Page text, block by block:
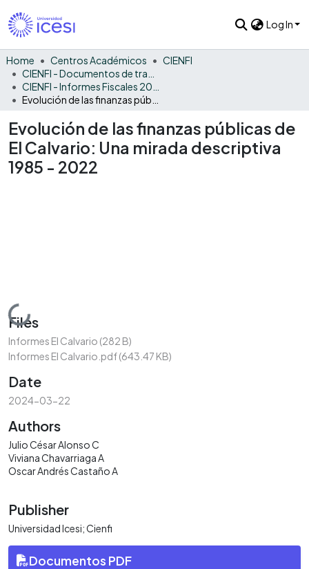
Log In
Home Centros Académicos
CIENFI
Evolución de las finanzas públicas de
El Calvario: Una mirada descriptiva
1985 - 2022
Loading...
Files
Informes El Calvario (282 B)
Informes El Calvario.pdf(643.47 KB)
Date
2024-03-22
Authors
Julio César Alonso C
Viviana Chavarriaga A
Oscar Andrés Castaño A
Publisher
Universidad Icesi; Cienfi
Documentos PDF